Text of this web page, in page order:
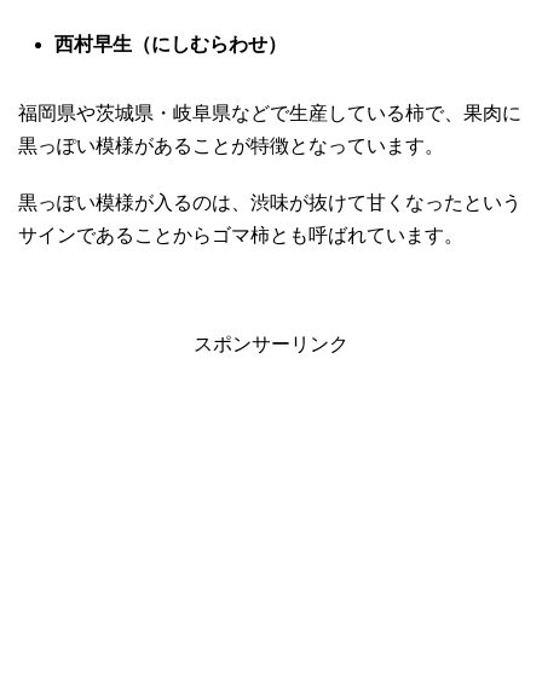
西村早生（にしむらわせ）
福岡県や茨城県・岐阜県などで生産している柿で、果肉に
黒っぽい模様があることが特徴となっています。
黒っぽい模様が入るのは、渋味が抜けて甘くなったという
サインであることからゴマ柿とも呼ばれています。
スポンサーリンク